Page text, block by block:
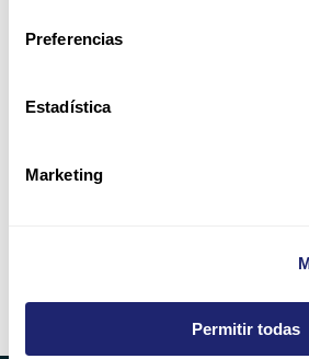
Preferencias
Estadística
Marketing
Permitir todas
navegador para la próxima vez que